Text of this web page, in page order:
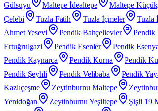
Gülsuyu
Maltepe İdealtepe Maltepe
Çelebi
Tuzla Fatih Tuzla İçmeler Tuzla
Ahmet Yesevi
Pendik Bahçelievler Pendik
Ertuğrulgazi
Pendik Esenler Pendik
Pendik Kaynarca
Pendik Kurna Pendik
Pendik Şeyhli
Pendik Velibaba Pendik
Kazlıçeşme
Zeytinburnu Maltepe
Yenidoğan
Zeytinburnu Yeşiltepe Şişli 19